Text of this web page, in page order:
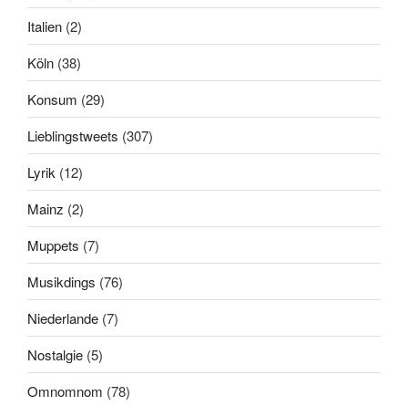
Italien (2)
Köln (38)
Konsum (29)
Lieblingstweets (307)
Lyrik (12)
Mainz (2)
Muppets (7)
Musikdings (76)
Niederlande (7)
Nostalgie (5)
Omnomnom (78)